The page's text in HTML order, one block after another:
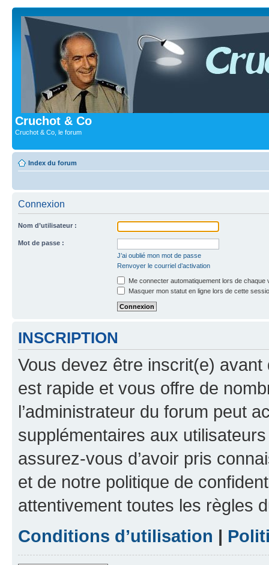
Cruchot & Co
Cruchot & Co, le forum
Index du forum
Connexion
Nom d’utilisateur :
Mot de passe :
J’ai oublié mon mot de passe
Renvoyer le courriel d’activation
Me connecter automatiquement lors de chaque
Masquer mon statut en ligne lors de cette
INSCRIPTION
Vous devez être inscrit(e) avant
est rapide et vous offre de
l’administrateur du forum peut
supplémentaires aux
assurez-vous d’avoir pris
et de notre politique de
attentivement toutes les règles
Conditions d’utilisation |